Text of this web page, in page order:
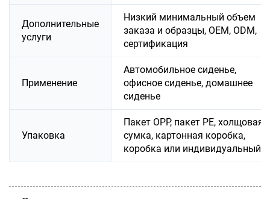
Дополнительные
услуги
Низкий минимальный объем
заказа и образцы, OEM, ODM,
сертификация
Применение
Автомобильное сиденье,
офисное сиденье, домашнее
сиденье
Упаковка
Пакет OPP, пакет PE, холщовая
сумка, картонная коробка,
коробка или индивидуальный